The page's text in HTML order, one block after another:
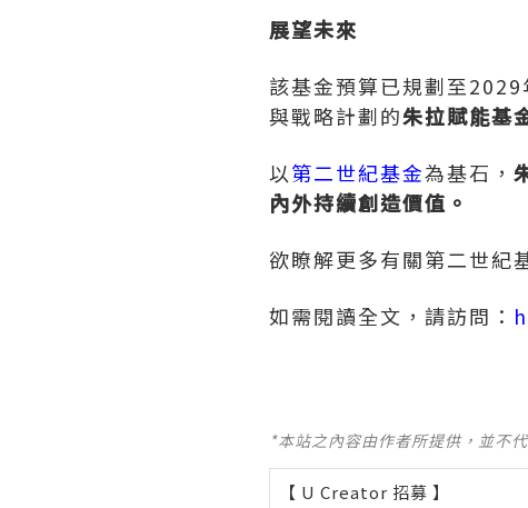
展望未來
該基金預算已規劃至
與戰略計劃的朱拉賦能基
以第二世紀基金為基石，
內外持續創造價值。
欲瞭解更多有關第二世紀
如需閱讀全文，請訪問：
*本站之內容由作者所提供，並不
【 U Creator 招募 】